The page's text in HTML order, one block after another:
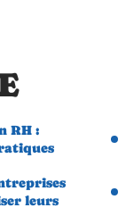
RH :
leurs